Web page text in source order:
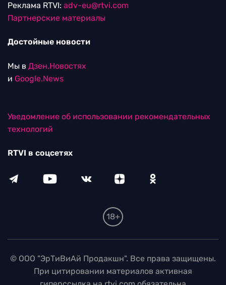
Реклама RTVI: adv-eu@rtvi.com
Партнерские материалы
Достойные новости
Мы в Дзен.Новостях
и Google.News
Уведомление об использовании рекомендательных
технологий
RTVI в соцсетях
18+
© ООО "ЭрТиВиАй Продакшн". Все права защищены.
При цитировании материалов активная